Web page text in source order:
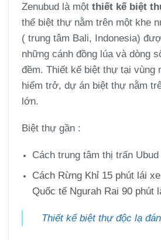
Zenubud là một thiết kế biệt
thể biệt thự nằm trên một khe
( trung tâm Bali, Indonesia)
những cánh đồng lúa và dòng
đềm. Thiết kế biệt thự tại vùng
hiểm trở, dự án biệt thự nằm
lớn.
Biệt thự gần :
Cách trung tâm thị trấn
Cách Rừng Khỉ 15 phút lái
Quốc tế Ngurah Rai 90 phút
Thiết kế biệt thự độc lạ